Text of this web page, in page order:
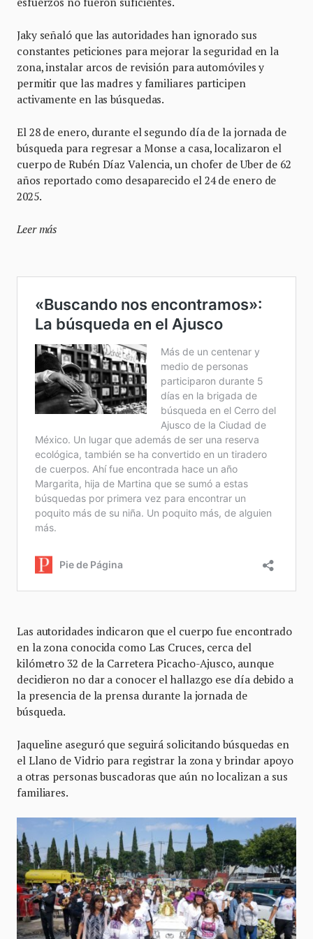
Jaky señaló que las autoridades han ignorado sus
constantes peticiones para mejorar la seguridad en la
zona, instalar arcos de revisión para automóviles y
permitir que las madres y familiares participen
activamente en las búsquedas.
El 28 de enero, durante el segundo día de la jornada de
búsqueda para regresar a Monse a casa, localizaron el
cuerpo de Rubén Díaz Valencia, un chofer de Uber de 62
años reportado como desaparecido el 24 de enero de
2025.
Leer más
Las autoridades indicaron que el cuerpo fue encontrado
en la zona conocida como Las Cruces, cerca del
kilómetro 32 de la Carretera Picacho-Ajusco, aunque
decidieron no dar a conocer el hallazgo ese día debido a
la presencia de la prensa durante la jornada de
búsqueda.
Jaqueline aseguró que seguirá solicitando búsquedas en
el Llano de Vidrio para registrar la zona y brindar apoyo
a otras personas buscadoras que aún no localizan a sus
familiares.